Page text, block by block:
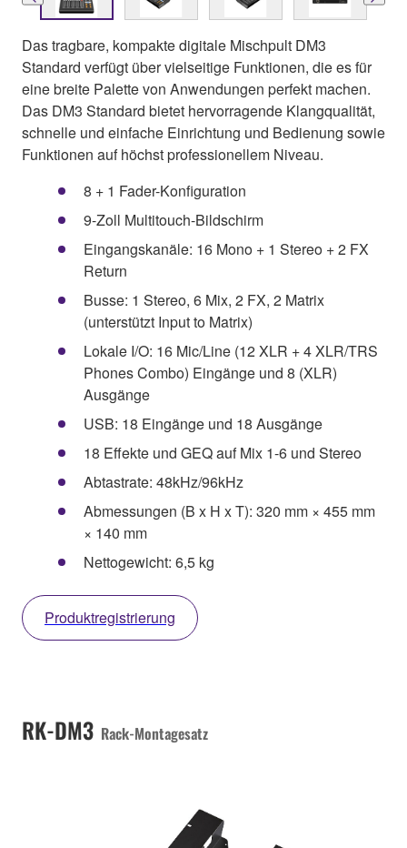
Das tragbare, kompakte digitale Mischpult DM3
Standard verfügt über vielseitige Funktionen, die es für
eine breite Palette von Anwendungen perfekt machen.
Das DM3 Standard bietet hervorragende Klangqualität,
schnelle und einfache Einrichtung und Bedienung sowie
Funktionen auf höchst professionellem Niveau.
8 + 1 Fader-Konfiguration
9-Zoll Multitouch-Bildschirm
Eingangskanäle: 16 Mono + 1 Stereo + 2 FX
Return
Busse: 1 Stereo, 6 Mix, 2 FX, 2 Matrix
(unterstützt Input to Matrix)
Lokale I/O: 16 Mic/Line (12 XLR + 4 XLR/TRS
Phones Combo) Eingänge und 8 (XLR)
Ausgänge
USB: 18 Eingänge und 18 Ausgänge
18 Effekte und GEQ auf Mix 1-6 und Stereo
Abtastrate: 48kHz/96kHz
Abmessungen (B x H x T): 320 mm × 455 mm
× 140 mm
Nettogewicht: 6,5 kg
Produktregistrierung
RK-DM3 Rack-Montagesatz